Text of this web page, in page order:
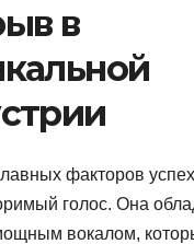
в
факторов
голос. Она
вокалом,